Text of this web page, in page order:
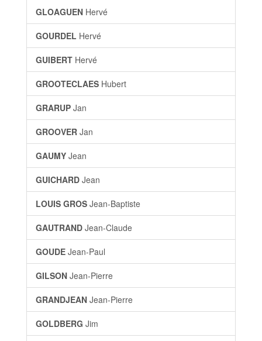
GLOAGUEN Hervé
GOURDEL Hervé
GUIBERT Hervé
GROOTECLAES Hubert
GRARUP Jan
GROOVER Jan
GAUMY Jean
GUICHARD Jean
LOUIS GROS Jean-Baptiste
GAUTRAND Jean-Claude
GOUDE Jean-Paul
GILSON Jean-Pierre
GRANDJEAN Jean-Pierre
GOLDBERG Jim